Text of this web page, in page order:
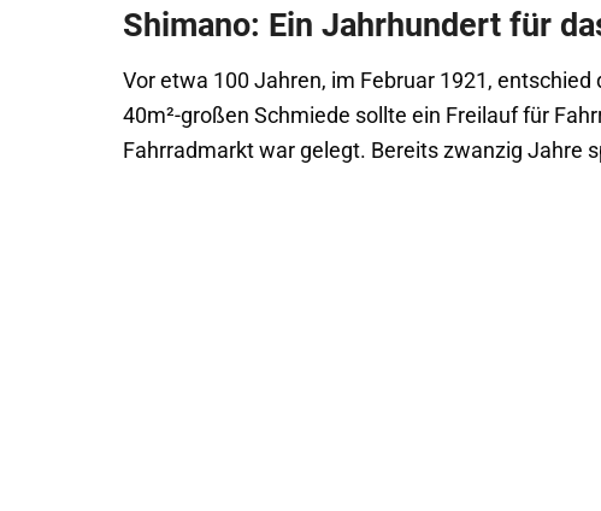
Shimano: Ein Jahrhundert für
Vor etwa 100 Jahren, im Februar 1921,
40m²-großen Schmiede sollte ein Freilauf für
Fahrradmarkt war gelegt. Bereits zwanzig Jahre